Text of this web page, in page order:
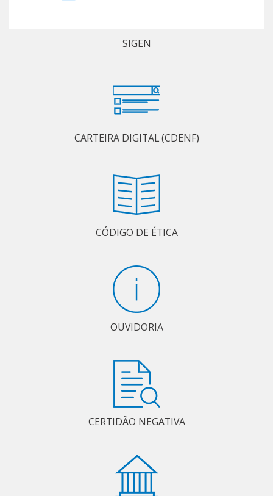
SIGEN
CARTEIRA DIGITAL (CDENF)
CÓDIGO DE ÉTICA
OUVIDORIA
CERTIDÃO NEGATIVA